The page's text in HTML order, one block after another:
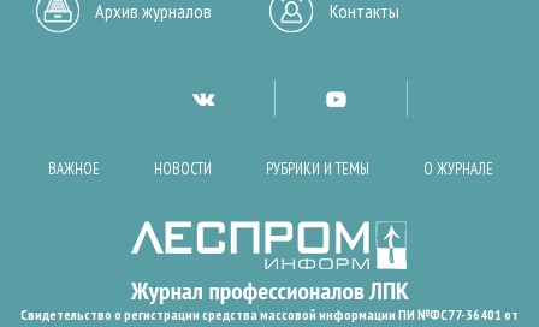
Архив журналов Контакты
ВАЖНОЕ НОВОСТИ РУБРИКИ И ТЕМЫ О ЖУРНАЛЕ
Свидетельство о регистрации средства массовой информации ПИ №ФС77-36401 от